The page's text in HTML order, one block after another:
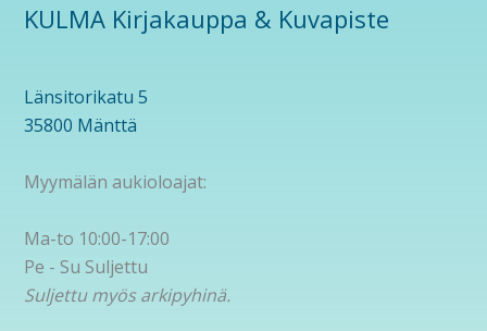
KULMA Kirjakauppa & Kuvapiste
Länsitorikatu 5
35800 Mänttä
Myymälän aukioloajat:
Ma-to 10:00-17:00
Pe - Su Suljettu
Suljettu myös arkipyhinä.